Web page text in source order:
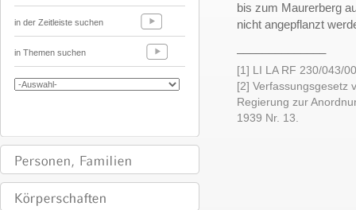
in der Zeitleiste suchen
in Themen suchen
bis zum Maurerberg
nicht angepflanzt
[1] LI LA RF 230/043/
[2] Verfassungsgesetz
Regierung zur
1939 Nr. 13.